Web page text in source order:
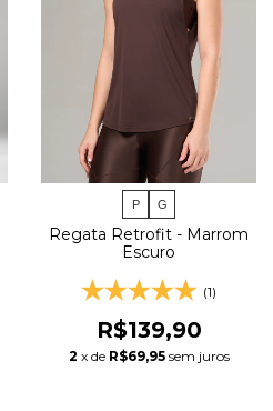
P G
Regata Retrofit - Marrom
Escuro
(1)
R$139,90
2 x de R$69,95 sem juros